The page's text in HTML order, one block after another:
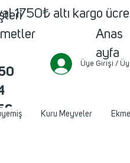
1750₺ altı kargo
Anas
ayfa
Üye Girişi /
Kuru Meyveler